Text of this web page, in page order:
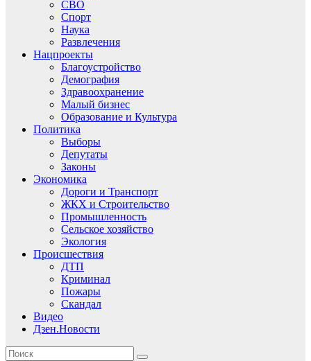
СВО
Спорт
Наука
Развлечения
Нацпроекты
Благоустройство
Демография
Здравоохранение
Малый бизнес
Образование и Культура
Политика
Выборы
Депутаты
Законы
Экономика
Дороги и Транспорт
ЖКХ и Строительство
Промышленность
Сельское хозяйство
Экология
Происшествия
ДТП
Криминал
Пожары
Скандал
Видео
Дзен.Новости